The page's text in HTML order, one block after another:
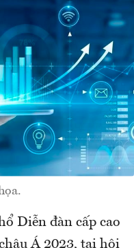
Diễn đàn cấp cao
Á 2023, tại hội